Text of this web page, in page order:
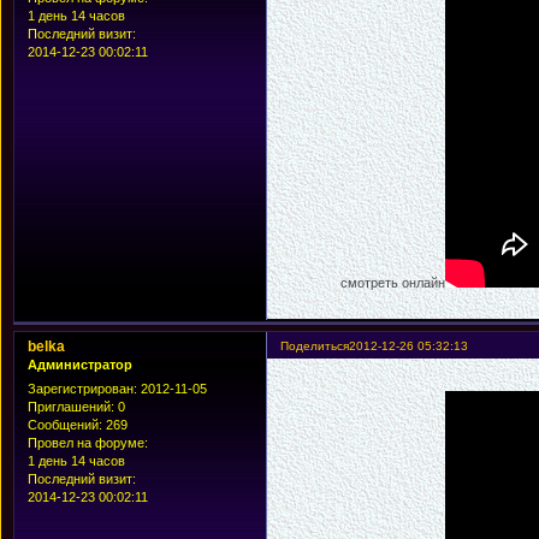
1 день 14 часов
Последний визит:
2014-12-23 00:02:11
смотреть онлайн
Поделиться2012-12-26 05:32:13
belka
Администратор
Зарегистрирован: 2012-11-05
Приглашений: 0
Сообщений: 269
Провел на форуме:
1 день 14 часов
Последний визит:
2014-12-23 00:02:11